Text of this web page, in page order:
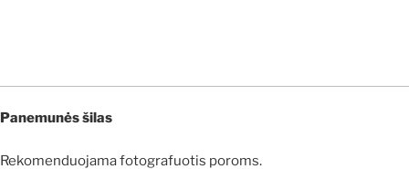
Panemunės šilas
Rekomenduojama fotografuotis poroms.